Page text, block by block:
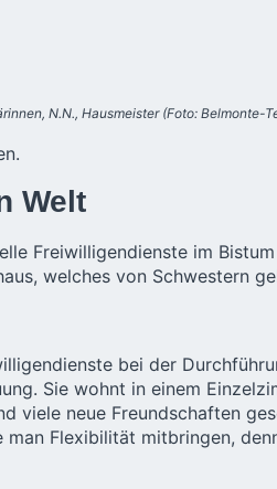
N.N., Hausmeister (Foto: Belmonte-
Welt
Freiwilligendienste im
welches von Schwestern
bei der
Sie wohnt in einem
neue Freundschaften
Flexibilität mitbringen,